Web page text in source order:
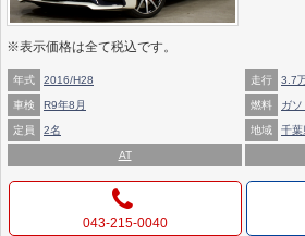
※表示価格は全て税込です。
年式 2016/H28 走行 3.7
車検 R9年8月 燃料 ガソ
定員 2名 地域 千葉
AT
043-215-0040